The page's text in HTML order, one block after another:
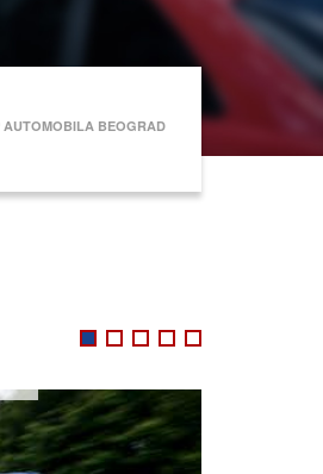
AUTOMOBILA BEOGRAD
Alfa Romeo
1 2 3 4 5